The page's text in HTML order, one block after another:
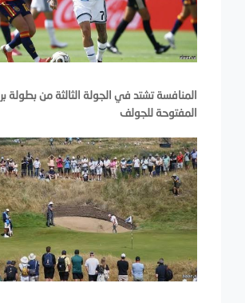
المنافسة تشتد في الجولة الثالثة من بطولة
المفتوحة للجولف